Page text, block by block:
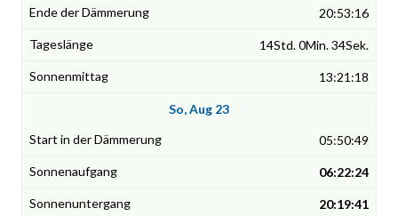
20:53:16
14Std. 0Min. 34Sek.
13:21:18
So, Aug 23
05:50:49
06:22:24
20:19:41